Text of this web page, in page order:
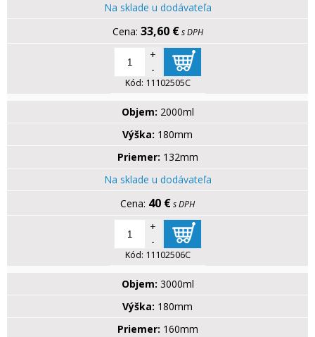
Na sklade u dodávateľa
33,60 € s DPH
+
-
Kód: 11102505C
Objem: 2000ml
Výška: 180mm
Priemer: 132mm
Na sklade u dodávateľa
40 €s DPH
+
-
Kód: 11102506C
Objem: 3000ml
Výška: 180mm
Priemer: 160mm